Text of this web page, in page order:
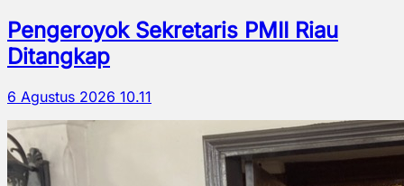
Pengeroyok Sekretaris PMII Riau
Ditangkap
6 Agustus 2026 10.11